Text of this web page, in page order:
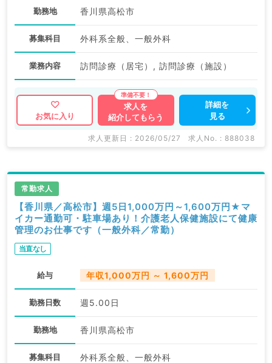
勤務地 香川県高松市
募集科目 外科系全般、一般外科
業務内容 訪問診療（居宅）, 訪問診療（施設）
お気に入り
求人を
紹介してもらう
詳細を
見る
求人更新日 : 2026/05/27 求人No. : 888038
常勤求人
【香川県／高松市】週5日1,000万円～1,600万円★マ
イカー通勤可・駐車場あり！介護老人保健施設にて健康
管理のお仕事です（一般外科／常勤）
当直なし
給与 年収1,000万円 ～ 1,600万円
勤務日数 週5.00日
勤務地 香川県高松市
募集科目 外科系全般、一般外科